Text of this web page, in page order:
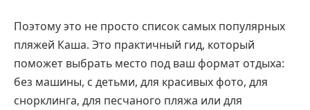
Поэтому это не просто список самых популярных
пляжей Каша. Это практичный гид, который
поможет выбрать место под ваш формат отдыха:
без машины, с детьми, для красивых фото, для
снорклинга, для песчаного пляжа или для